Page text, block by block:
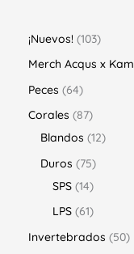
¡Nuevos! 103
Merch Acqus x Kam
Peces
64
Corales 87
Blandos 12
Duros
75
SPS 14
LPS 61
Invertebrados
50